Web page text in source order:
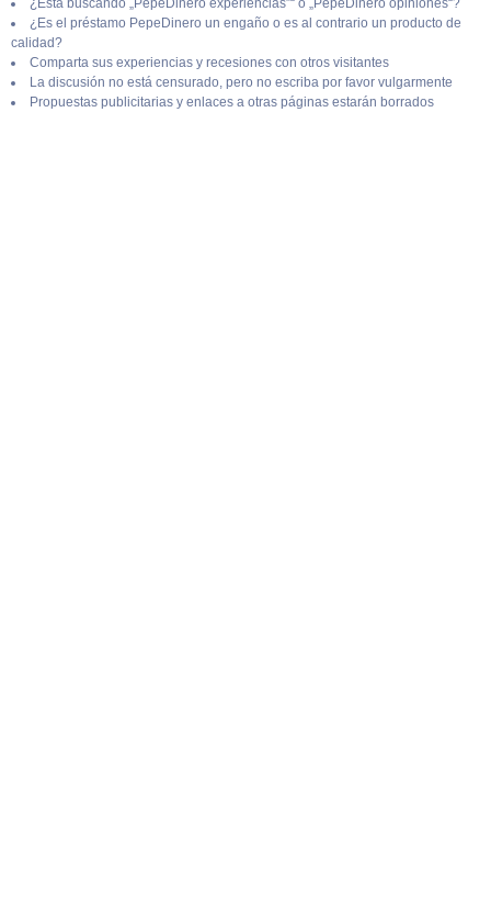
¿Está buscando „PepeDinero experiencias”“ o „PepeDinero opiniones“?
¿Es el préstamo PepeDinero un engaño o es al contrario un producto de
calidad?
Comparta sus experiencias y recesiones con otros visitantes
La discusión no está censurado, pero no escriba por favor vulgarmente
Propuestas publicitarias y enlaces a otras páginas estarán borrados